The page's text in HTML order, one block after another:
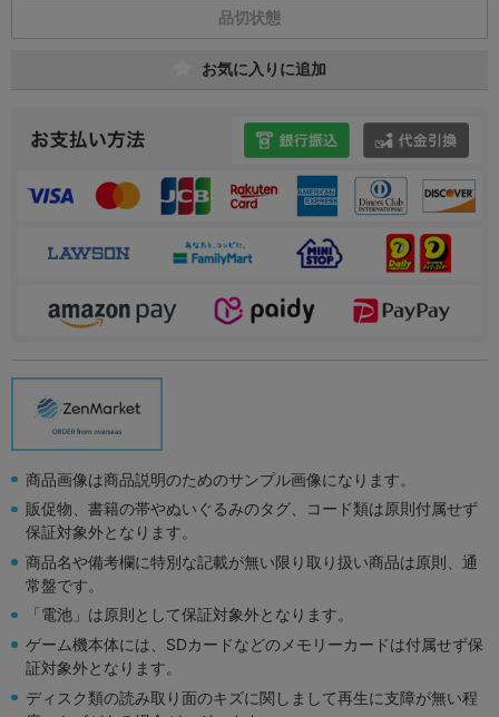
品切状態
お気に入りに追加
商品画像は商品説明のためのサンプル画像になります。
販促物、書籍の帯やぬいぐるみのタグ、コード類は原則付属せず
保証対象外となります。
商品名や備考欄に特別な記載が無い限り取り扱い商品は原則、通
常盤です。
「電池」は原則として保証対象外となります。
ゲーム機本体には、SDカードなどのメモリーカードは付属せず保
証対象外となります。
ディスク類の読み取り面のキズに関しまして再生に支障が無い程